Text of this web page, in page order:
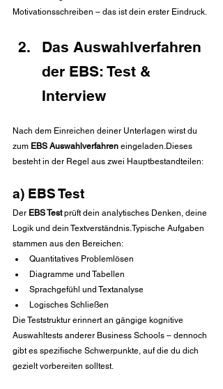
Motivationsschreiben – das ist dein erster Eindruck.
Das Auswahlverfahren
der EBS: Test &
Interview
Nach dem Einreichen deiner Unterlagen wirst du
zum EBS Auswahlverfahren eingeladen.Dieses
besteht in der Regel aus zwei Hauptbestandteilen:
a) EBS Test
Der EBS Test prüft dein analytisches Denken, deine
Logik und dein Textverständnis.Typische Aufgaben
stammen aus den Bereichen:
Quantitatives Problemlösen
Diagramme und Tabellen
Sprachgefühl und Textanalyse
Logisches Schließen
Die Teststruktur erinnert an gängige kognitive
Auswahltests anderer Business Schools – dennoch
gibt es spezifische Schwerpunkte, auf die du dich
gezielt vorbereiten solltest.